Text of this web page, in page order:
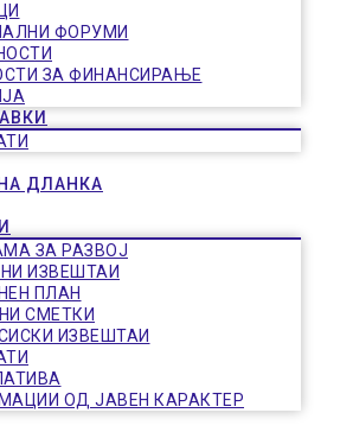
ФОРУМИ
ЗА ФИНАНСИРАЊЕ
ДЛАНКА
ЗА РАЗВОЈ
ИЗВЕШТАИ
ПЛАН
СМЕТКИ
ИЗВЕШТАИ
ОД ЈАВЕН КАРАКТЕР